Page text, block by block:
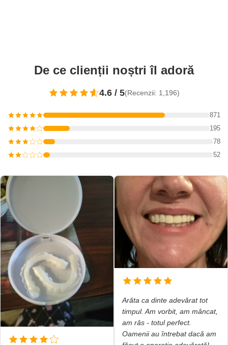
De ce clienții noștri îl adoră
4.6 / 5(Recenzii: 1,196)
871
195
78
52
Arăta ca dinte adevărat tot
timpul. Am vorbit, am mâncat,
am râs - totul perfect.
Oamenii au întrebat dacă am